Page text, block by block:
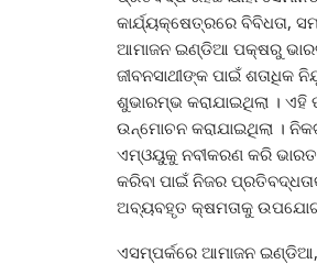
କାର୍ଯ୍ୟକ୍ଷେତ୍ରରେ ବିବିଧତା,
ଆମାଜନ ଇଣ୍ଡିଆ ପକ୍ଷରୁ
ଜୀବନସାଥୀଙ୍କ ପାଇଁ
ଶୁଭାରମ୍ଭ କରାଯାଇଥିଲା ।
ଉନ୍ମୋଚନ କରାଯାଇଥିଲା ।
ଏମ୍‌ଓୟୁକୁ ନବୀକରଣ କରି
କରିବା ପାଇଁ ନିଜର
ଅବ୍ୟବହୃତ କ୍ଷମତାକୁ ଉପଯୋଗ
ଏସମ୍ପର୍କରେ ଆମାଜନ ଇଣ୍ଡିଆ,